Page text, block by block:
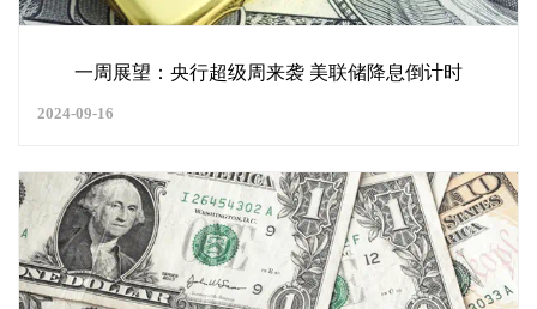
一周展望：央行超级周来袭 美联储降息倒计时
2024-09-16